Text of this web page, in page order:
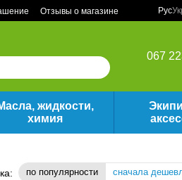
Отзывы о магазине Рус
067
жидкости,
химия
по популярности сначала